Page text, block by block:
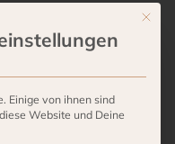
Mit
Einige von ihnen sind
Website und Deine